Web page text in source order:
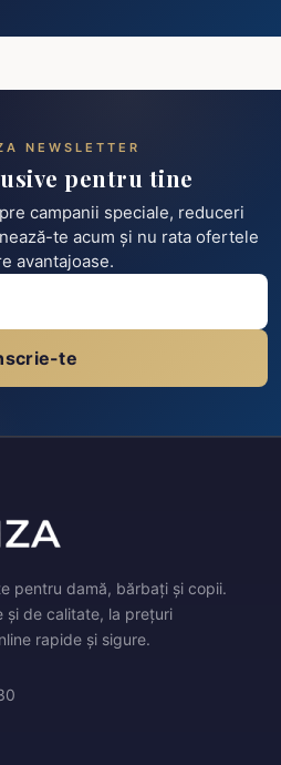
NEWSLETTER
pentru tine
campanii speciale, reduceri
te acum și nu rata ofertele
avantajoase.
te
pentru damă, bărbați și copii.
și de calitate, la prețuri
rapide și sigure.